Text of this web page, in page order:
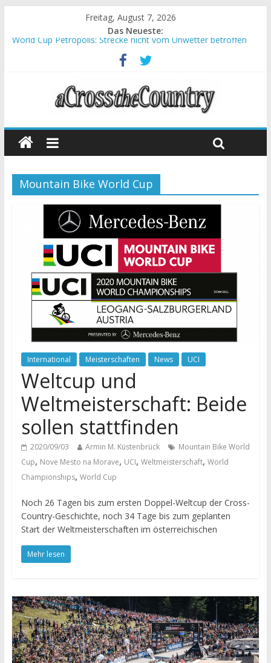
Freitag, August 7, 2026
Das Neueste:
World Cup Petropolis: Strecke nicht vom Unwetter betroffen
Krumbach und Obergessertshausen: Mountainbike-Bundesliga
Supercup Massi Banyoles: Siege für Carod und Richards
Halbzeit beim Andalucia Bike Race: Weltmeister Seewald führt
Chelva: Schweizer Doppelsieg beim ersten XCO-Rennen der
Mountain Bike World Cup
International Meisterschaften News UCI
Weltcup und
Weltmeisterschaft: Beide
sollen stattfinden
2020/09/03 Armin M. Küstenbrück
Mountain Bike World
Cup, Nove Mesto na Morave, UCI, Weltmeisterschaft, World
Championships, World Cup
Noch 26 Tagen bis zum ersten Doppel-Weltcup der Cross-
Country-Geschichte, noch 34 Tage bis zum geplanten
Start der Weltmeisterschaften im österreichischen
Mehr lesen